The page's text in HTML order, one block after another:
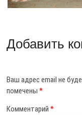
Добавить
Ваш адрес email не
помечены*
Комментарий*